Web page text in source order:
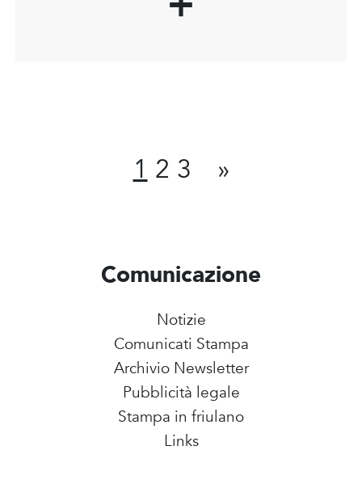
1 2 3 »
Comunicazione
Notizie
Comunicati Stampa
Archivio Newsletter
Pubblicità legale
Stampa in friulano
Links